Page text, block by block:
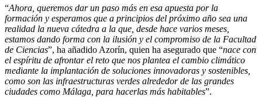
“Ahora, queremos dar un paso más en esa apuesta por la
formación y esperamos que a principios del próximo año sea una
realidad la nueva cátedra a la que, desde hace varios meses,
estamos dando forma con la ilusión y el compromiso de la Facultad
de Ciencias”, ha añadido Azorín, quien ha asegurado que “nace con
el espíritu de afrontar el reto que nos plantea el cambio climático
mediante la implantación de soluciones innovadoras y sostenibles,
como son las infraestructuras verdes alrededor de las grandes
ciudades como Málaga, para hacerlas más habitables”.